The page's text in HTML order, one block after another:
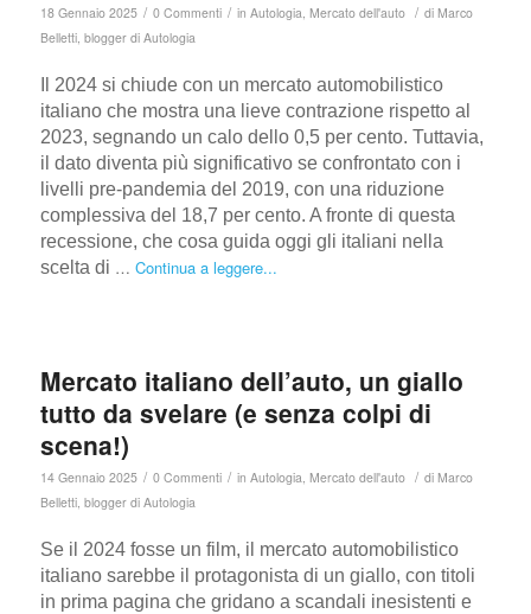
18 Gennaio 2025 / 0 Commenti / in Autologia, Mercato dell'auto / di Marco
Belletti, blogger di Autologia
Il 2024 si chiude con un mercato automobilistico
italiano che mostra una lieve contrazione rispetto al
2023, segnando un calo dello 0,5 per cento. Tuttavia,
il dato diventa più significativo se confrontato con i
livelli pre-pandemia del 2019, con una riduzione
complessiva del 18,7 per cento. A fronte di questa
recessione, che cosa guida oggi gli italiani nella
scelta di … Continua a leggere...
Mercato italiano dell’auto, un giallo
tutto da svelare (e senza colpi di
scena!)
14 Gennaio 2025 / 0 Commenti / in Autologia, Mercato dell'auto / di Marco
Belletti, blogger di Autologia
Se il 2024 fosse un film, il mercato automobilistico
italiano sarebbe il protagonista di un giallo, con titoli
in prima pagina che gridano a scandali inesistenti e